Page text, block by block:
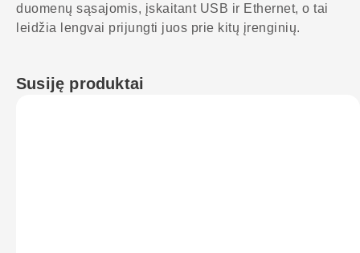
duomenų sąsajomis, įskaitant USB ir Ethernet, o tai
leidžia lengvai prijungti juos prie kitų įrenginių.
Susiję produktai